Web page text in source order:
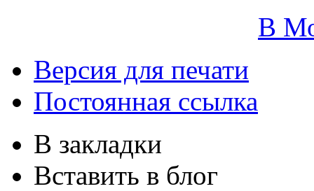
В
Версия для печати
Постоянная ссылка
В закладки
Вставить в блог